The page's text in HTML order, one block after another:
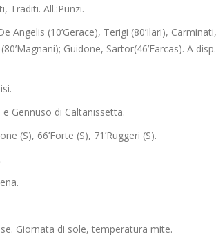
Traditi. All.:Punzi.
Angelis (10’Gerace), Terigi (80’Ilari),
Guidone, Sartor(46’Farcas). A
e Gennuso di Caltanissetta.
(S), 66’Forte (S), 71’Ruggeri (S).
Giornata di sole, temperatura mite.